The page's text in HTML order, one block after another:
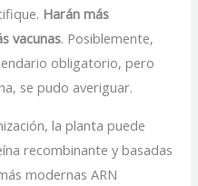
Harán más
vacunas. Posiblemente,
obligatorio, pero
se pudo averiguar.
la planta puede
recombinante y basadas
modernas ARN